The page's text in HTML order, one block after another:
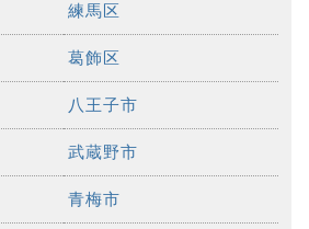
練馬区
葛飾区
八王子市
武蔵野市
青梅市